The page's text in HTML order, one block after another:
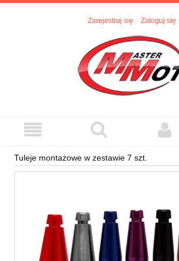
Zarejestruj się Zaloguj się
Tuleje montażowe w zestawie 7 szt.